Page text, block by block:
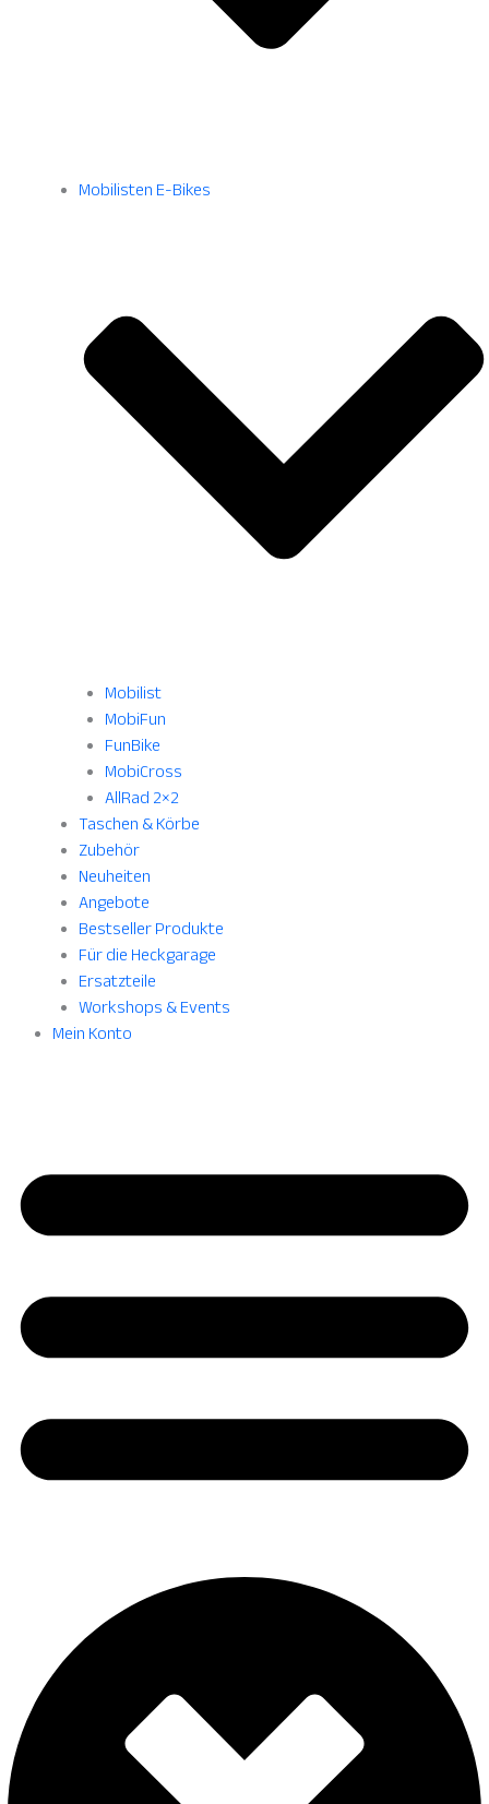
Mobilisten E-Bikes
Mobilist
MobiFun
FunBike
MobiCross
AllRad 2×2
Taschen & Körbe
Zubehör
Neuheiten
Angebote
Bestseller Produkte
Für die Heckgarage
Ersatzteile
Workshops & Events
Mein Konto